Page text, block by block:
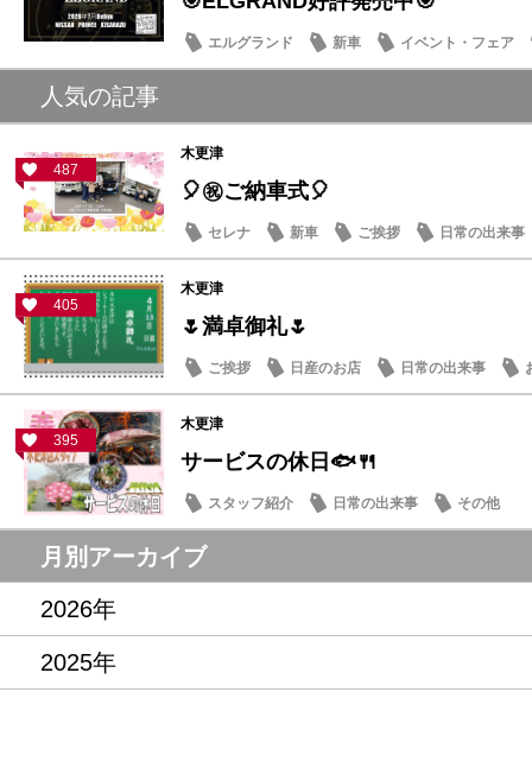
エルグランド 新車 イベント・フェア
人気の記事
487
木更津
🎈㊗ご納車式🎈
セレナ 新車 ご挨拶 日常の出来事
405
木更津
🌷満卓御礼🌷
ご挨拶 日産のお店 日常の出来事
395
木更津
サービスの休日🐟🍴
スタッフ紹介 日常の出来事 その他
月別アーカイブ
2026年
2025年